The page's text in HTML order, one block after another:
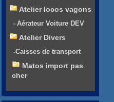
Atelier locos vagons
- Aérateur Voiture DEV
Atelier Divers
-Caisses de transport
Matos import pas
cher